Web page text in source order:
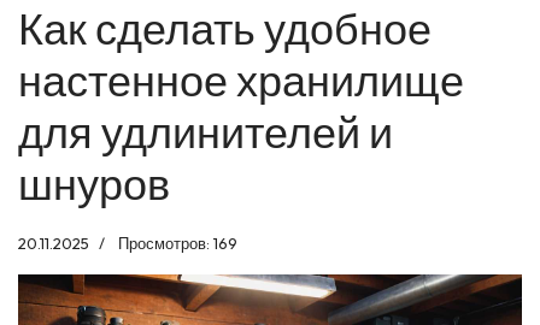
Как сделать удобное
настенное хранилище
для удлинителей и
шнуров
20.11.2025 Просмотров: 169